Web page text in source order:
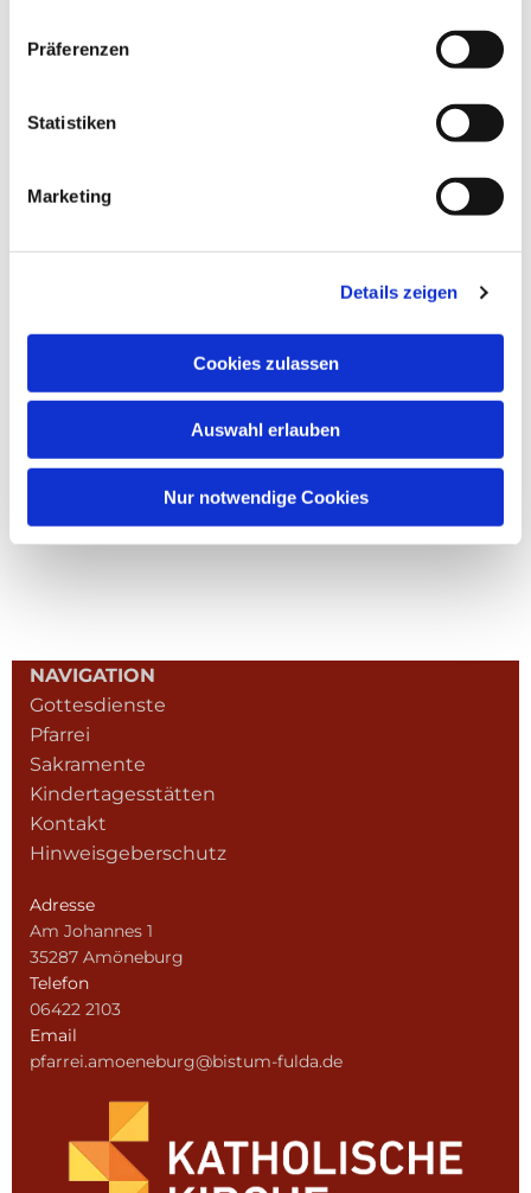
Präferenzen
Statistiken
Marketing
Details zeigen
Cookies zulassen
Auswahl erlauben
Nur notwendige Cookies
NAVIGATION
Gottesdienste
Pfarrei
Sakramente
Kindertagesstätten
Kontakt
Hinweisgeberschutz
Adresse
Am Johannes 1
35287 Amöneburg
Telefon
06422 2103
Email
pfarrei.amoeneburg@bistum-fulda.de